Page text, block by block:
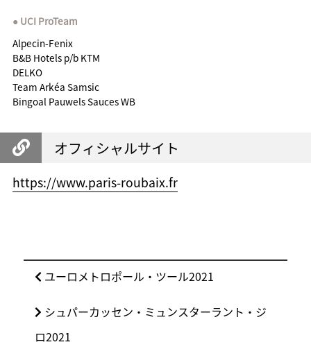
UCI ProTeam
Alpecin-Fenix
B&B Hotels p/b KTM
DELKO
Team Arkéa Samsic
Bingoal Pauwels Sauces WB
オフィシャルサイト
https://www.paris-roubaix.fr
前
投
稿:
ユーロメトロポール・ツール2021
次
の
シュパーカッセン・ミュンスターラント・ジ
ロ2021